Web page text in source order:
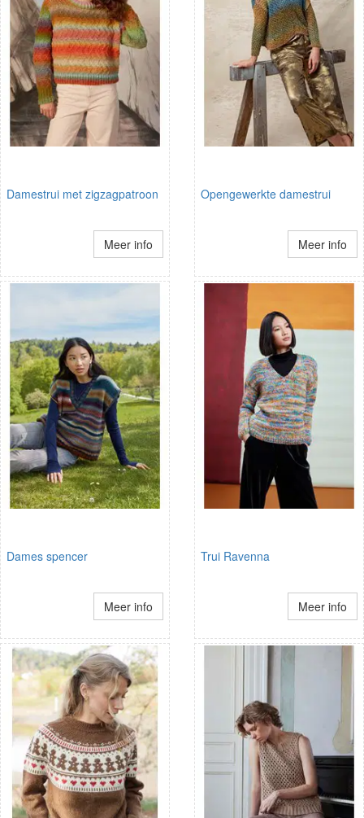
Damestrui met zigzagpatroon
Meer info
Opengewerkte damestrui
Meer info
Dames spencer
Meer info
Trui Ravenna
Meer info